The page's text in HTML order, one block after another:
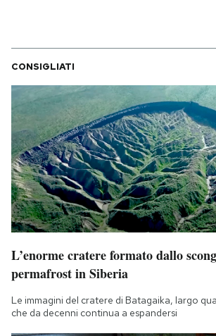
CONSIGLIATI
L’enorme cratere formato dallo
permafrost in Siberia
Le immagini del cratere di Batagaika, largo
che da decenni continua a espandersi